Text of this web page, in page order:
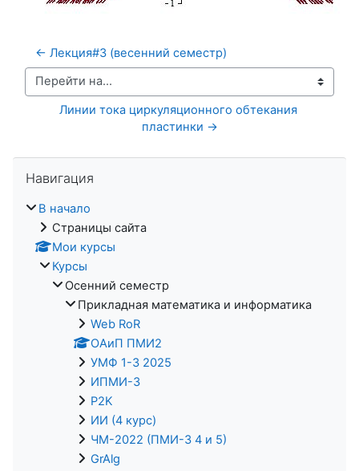
← Лекция#3 (весенний семестр)
Перейти на...
Линии тока циркуляционного обтекания
пластинки →
Навигация
В начало
Страницы сайта
Мои курсы
Курсы
Осенний семестр
Прикладная математика и информатика
Web RoR
ОАиП ПМИ2
УМФ 1-3 2025
ИПМИ-3
P2K
ИИ (4 курс)
ЧМ-2022 (ПМИ-3 4 и 5)
GrAlg